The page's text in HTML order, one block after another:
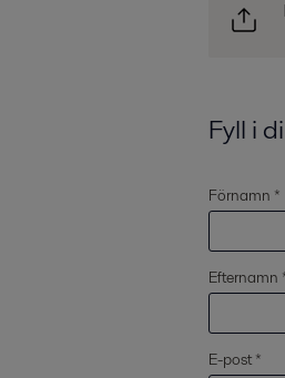
Fyll i
Förnamn *
Efternamn
E-post *